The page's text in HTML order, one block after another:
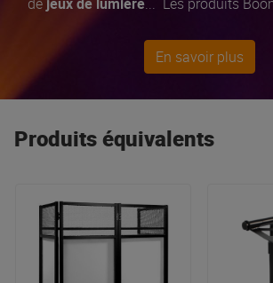
qualité exigeant et permanentpour
toujours le
meilleur rapport qualité / prix
En savoir plus
Produits équivalents